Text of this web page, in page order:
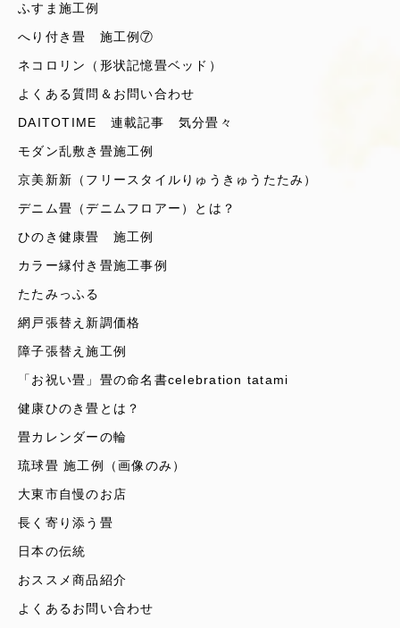
ふすま施工例
へり付き畳 施工例⑦
ネコロリン（形状記憶畳ベッド）
よくある質問＆お問い合わせ
DAITOTIME 連載記事 気分畳々
モダン乱敷き畳施工例
京美新新（フリースタイルりゅうきゅうたたみ）
デニム畳（デニムフロアー）とは？
ひのき健康畳 施工例
カラー縁付き畳施工事例
たたみっふる
網戸張替え新調価格
障子張替え施工例
「お祝い畳」畳の命名書celebration tatami
健康ひのき畳とは？
畳カレンダーの輪
琉球畳 施工例（画像のみ）
大東市自慢のお店
長く寄り添う畳
日本の伝統
おススメ商品紹介
よくあるお問い合わせ